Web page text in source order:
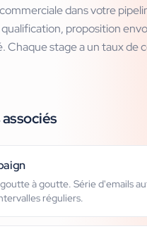
dans votre
proposition
Chaque stage a un taux de
à goutte. Série d'emails
réguliers.